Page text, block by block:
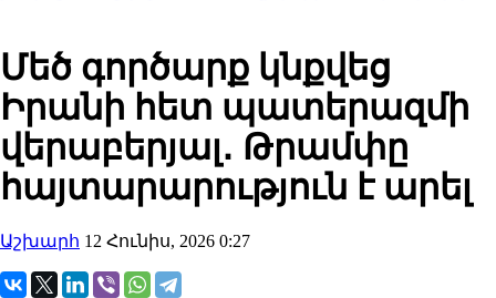
Մեծ գործարք կնքվեց
Իրանի հետ պատերազմի
վերաբերյալ․ Թրամփը
հայտարարություն է արել
Աշխարհ 12 Հունիս, 2026 0:27